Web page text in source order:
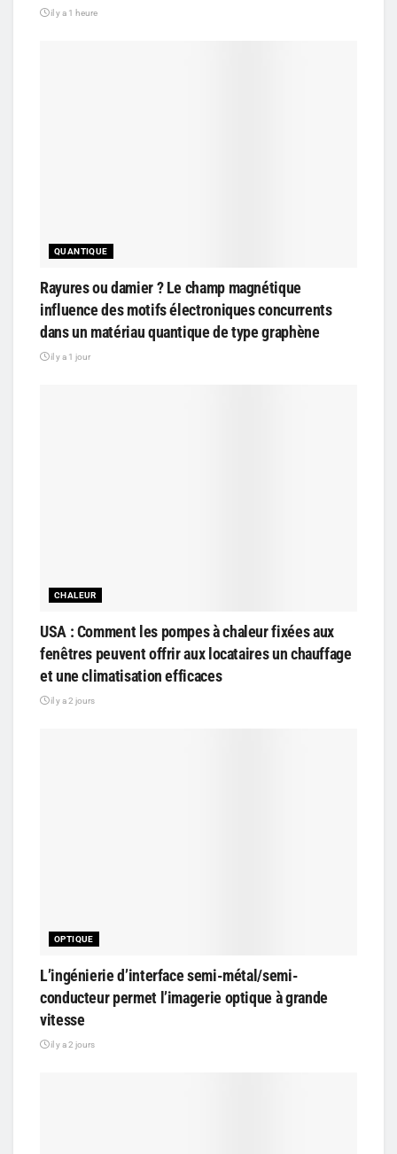
il y a 1 heure
QUANTIQUE
Rayures ou damier ? Le champ magnétique
influence des motifs électroniques concurrents
dans un matériau quantique de type graphène
il y a 1 jour
CHALEUR
USA : Comment les pompes à chaleur fixées aux
fenêtres peuvent offrir aux locataires un chauffage
et une climatisation efficaces
il y a 2 jours
OPTIQUE
L’ingénierie d’interface semi-métal/semi-
conducteur permet l’imagerie optique à grande
vitesse
il y a 2 jours